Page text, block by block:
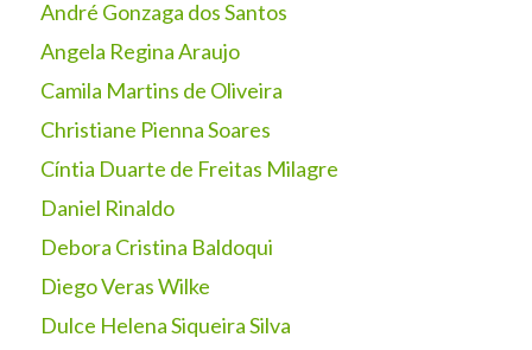
André Gonzaga dos Santos
Angela Regina Araujo
Camila Martins de Oliveira
Christiane Pienna Soares
Cíntia Duarte de Freitas Milagre
Daniel Rinaldo
Debora Cristina Baldoqui
Diego Veras Wilke
Dulce Helena Siqueira Silva